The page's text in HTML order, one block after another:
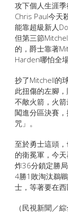
攻下個人生涯
Chris Paul今天
能靠超級新人
但第三節
的，爵士靠著
Harden哪怕全
抄了Mitchell的
此扭傷的左腳
不敵火箭，火
闖進分區決賽
咒」。
至於勇士這頭
的衛冕軍，今
炸36分鎖定勝
4勝1敗淘汰鵜
士，等著要在西
（民視新聞／綜